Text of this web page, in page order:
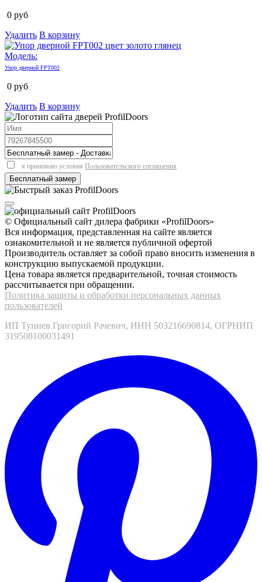
0 руб
Удалить В корзину
Модель:
Упор дверной FPT002
0 руб
Удалить В корзину
я принимаю условия Пользовательского соглашения
© Официальный сайт дилера фабрики «ProfilDoors»
Вся информация, представленная на сайте является
ознакомительной и не является публичной офертой
Производитель оставляет за собой право вносить изменения в
конструкцию выпускаемой продукции.
Цена товара является предварительной, точная стоимость
рассчитывается при обращении.
Политика защиты и обработки персональных данных
пользователей
ИП Туниев Григорий Рачевич, ИНН 503216690814, ОГРНИП
319508100031491